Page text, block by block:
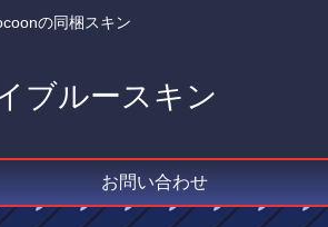
の同梱スキン
ブルースキン
お問い合わせ